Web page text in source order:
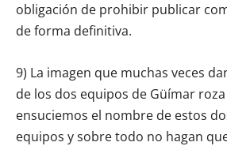
obligación de prohibir publicar
de forma definitiva.
9) La imagen que muchas veces
de los dos equipos de Güímar
ensuciemos el nombre de estos
equipos y sobre todo no hagan